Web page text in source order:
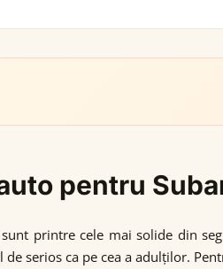
pentru
printre cele mai solide din
serios ca pe cea a adulților.